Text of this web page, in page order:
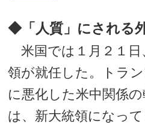
◆「人質」にされる
米国では１月２１日
領が就任した。トラ
に悪化した米中関係の
は、新大統領になっ